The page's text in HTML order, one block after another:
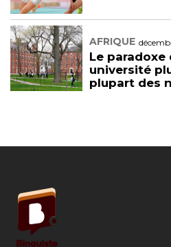
AFRIQUE
Le paradoxe
université
plupart des